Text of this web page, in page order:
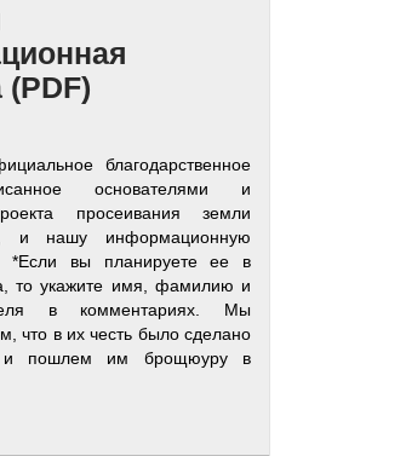
благодарственное
основателями и
просеивания земли
и нашу информационную
*Если вы планируете ее в
то укажите имя, фамилию и
в комментариях. Мы
что в их честь было сделано
и пошлем им брощюуру в